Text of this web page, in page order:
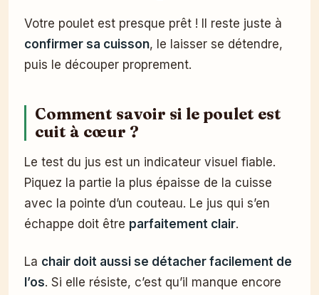
Votre poulet est presque prêt ! Il reste juste à
confirmer sa cuisson, le laisser se détendre,
puis le découper proprement.
Comment savoir si le poulet est
cuit à cœur ?
Le test du jus est un indicateur visuel fiable.
Piquez la partie la plus épaisse de la cuisse
avec la pointe d’un couteau. Le jus qui s’en
échappe doit être parfaitement clair.
La chair doit aussi se détacher facilement de
l’os. Si elle résiste, c’est qu’il manque encore